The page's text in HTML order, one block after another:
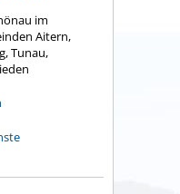
im
Aitern,
Tunau,